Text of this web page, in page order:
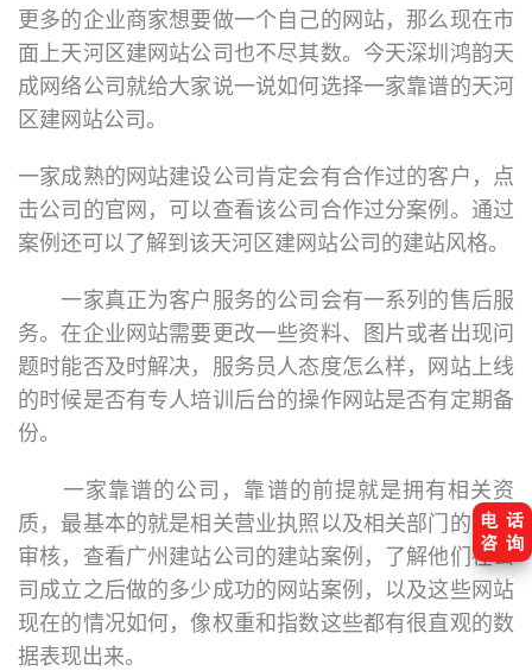
更多的企业商家想要做一个自己的网站，那么现在市
面上天河区建网站公司也不尽其数。今天深圳鸿韵天
成网络公司就给大家说一说如何选择一家靠谱的天河
区建网站公司。
一家成熟的网站建设公司肯定会有合作过的客户，点
击公司的官网，可以查看该公司合作过分案例。通过
案例还可以了解到该天河区建网站公司的建站风格。
一家真正为客户服务的公司会有一系列的售后服
务。在企业网站需要更改一些资料、图片或者出现问
题时能否及时解决，服务员人态度怎么样，网站上线
的时候是否有专人培训后台的操作网站是否有定期备
份。
一家靠谱的公司，靠谱的前提就是拥有相关资
质，最基本的就是相关营业执照以及相关部门的证件
审核，查看广州建站公司的建站案例，了解他们在公
司成立之后做的多少成功的网站案例，以及这些网站
现在的情况如何，像权重和指数这些都有很直观的数
据表现出来。